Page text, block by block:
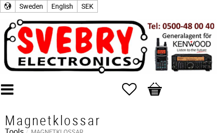
Sweden English SEK
Favorites
Basket
Magnetklossar